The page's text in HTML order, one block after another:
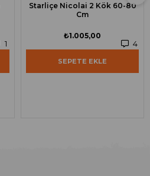
1
Starliçe Nicolai 2 Kök 60-80
Cm
4
₺1.005,00
SEPETE EKLE